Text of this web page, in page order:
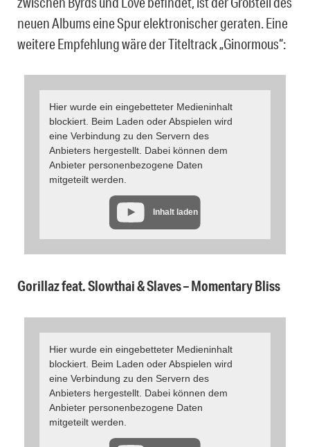
neuen Albums eine Spur elektronischer geraten. Eine
weitere Empfehlung wäre der Titeltrack „Ginormous“:
Hier wurde ein eingebetteter Medieninhalt
blockiert. Beim Laden oder Abspielen wird
eine Verbindung zu den Servern des
Anbieters hergestellt. Dabei können dem
Anbieter personenbezogene Daten
mitgeteilt werden.
Inhalt laden
Gorillaz feat. Slowthai & Slaves – Momentary Bliss
Hier wurde ein eingebetteter Medieninhalt
blockiert. Beim Laden oder Abspielen wird
eine Verbindung zu den Servern des
Anbieters hergestellt. Dabei können dem
Anbieter personenbezogene Daten
mitgeteilt werden.